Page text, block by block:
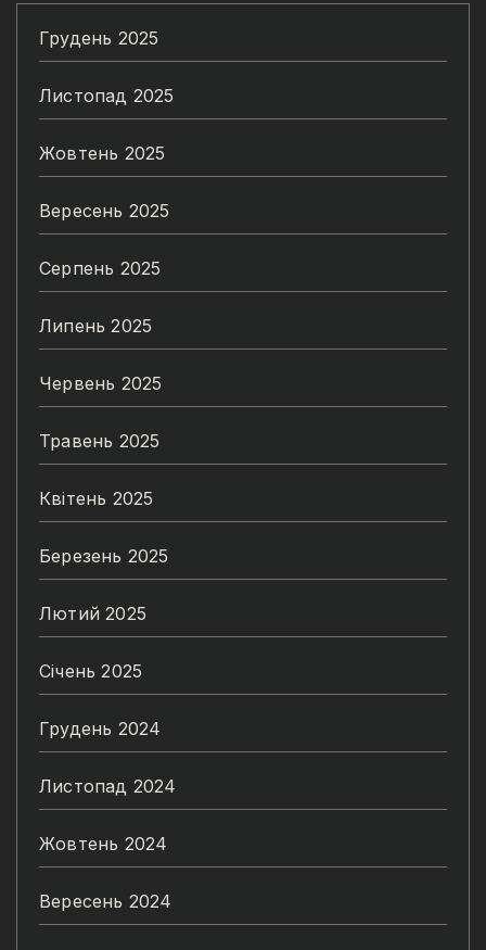
Грудень 2025
Листопад 2025
Жовтень 2025
Вересень 2025
Серпень 2025
Липень 2025
Червень 2025
Травень 2025
Квітень 2025
Березень 2025
Лютий 2025
Січень 2025
Грудень 2024
Листопад 2024
Жовтень 2024
Вересень 2024